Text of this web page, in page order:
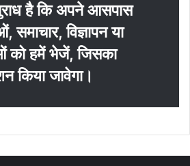
है कि अपने आसपास
विज्ञापन या
को हमें भेजें, जिसका
किया जावेगा।